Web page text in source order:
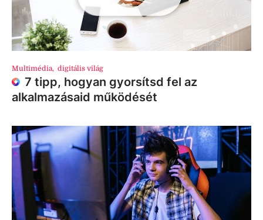
Multimédia, digitális világ
7 tipp, hogyan gyorsítsd fel az
alkalmazásaid működését